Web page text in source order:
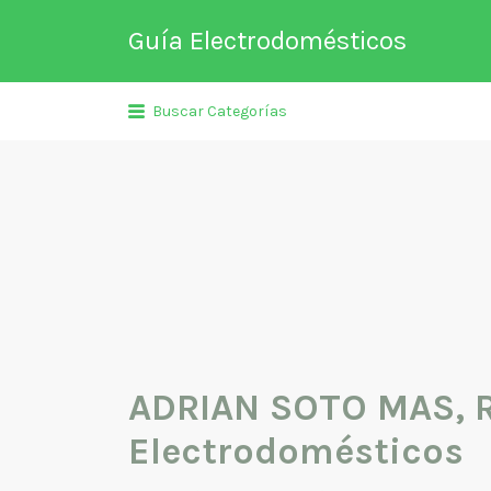
Guía Electrodomésticos
Directorio de empresas
Buscar
por:
Buscar Categorías
ADRIAN SOTO MAS,
Electrodomésticos